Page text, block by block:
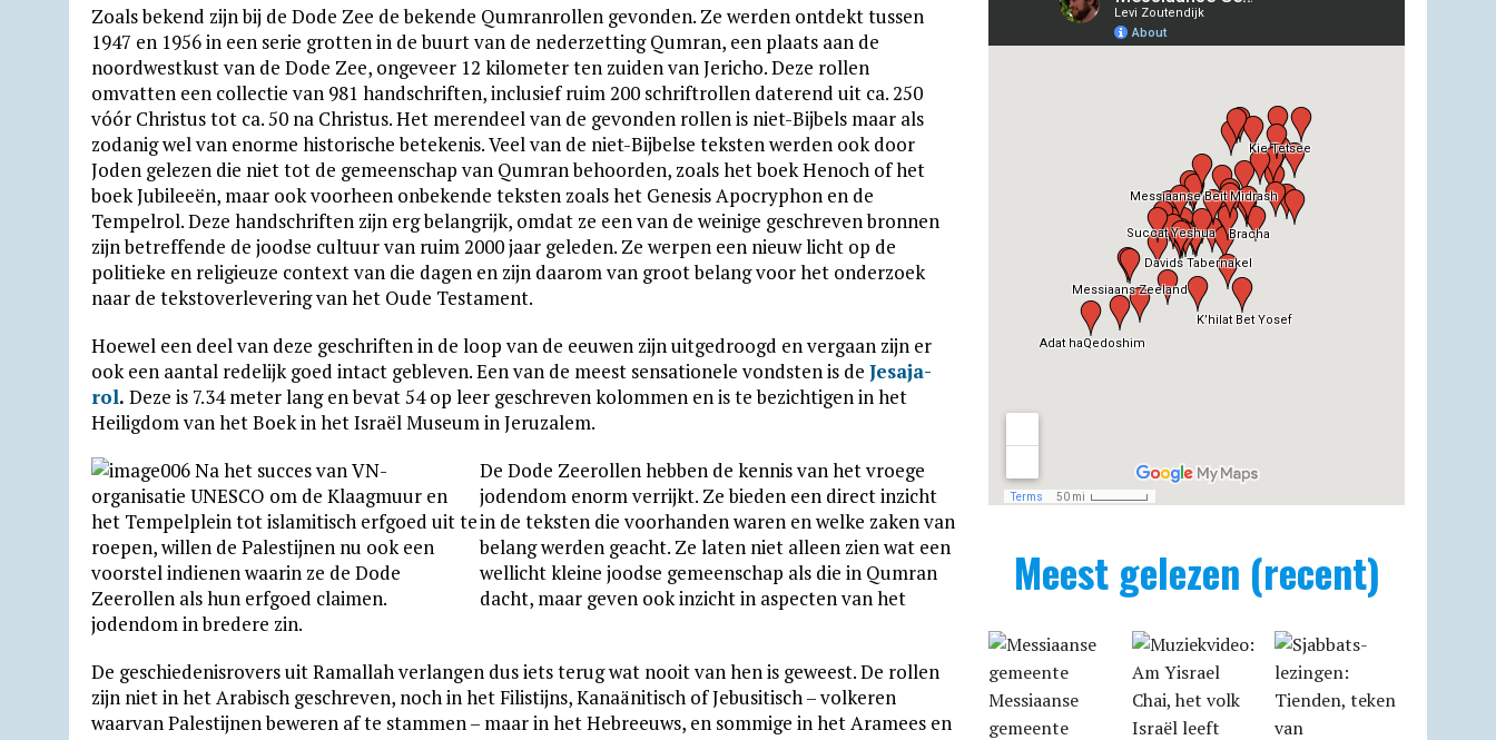
n
d
l
y
o
m
Zoals bekend zijn bij de Dode Zee de bekende Qumranrollen gevonden. Ze werden ontdekt tussen
1947 en 1956 in een serie grotten in de buurt van de nederzetting Qumran, een plaats aan de
noordwestkust van de Dode Zee, ongeveer 12 kilometer ten zuiden van Jericho. Deze rollen
omvatten een collectie van 981 handschriften, inclusief ruim 200 schriftrollen daterend uit ca. 250
vóór Christus tot ca. 50 na Christus. Het merendeel van de gevonden rollen is niet-Bijbels maar als
zodanig wel van enorme historische betekenis. Veel van de niet-Bijbelse teksten werden ook door
Joden gelezen die niet tot de gemeenschap van Qumran behoorden, zoals het boek Henoch of het
boek Jubileeën, maar ook voorheen onbekende teksten zoals het Genesis Apocryphon en de
Tempelrol. Deze handschriften zijn erg belangrijk, omdat ze een van de weinige geschreven bronnen
zijn betreffende de joodse cultuur van ruim 2000 jaar geleden. Ze werpen een nieuw licht op de
politieke en religieuze context van die dagen en zijn daarom van groot belang voor het onderzoek
naar de tekstoverlevering van het Oude Testament.
Hoewel een deel van deze geschriften in de loop van de eeuwen zijn uitgedroogd en vergaan zijn er
ook een aantal redelijk goed intact gebleven. Een van de meest sensationele vondsten is de Jesaja-
rol. Deze is 7.34 meter lang en bevat 54 op leer geschreven kolommen en is te bezichtigen in het
Heiligdom van het Boek in het Israël Museum in Jeruzalem.
De Dode Zeerollen hebben de kennis van het vroege
jodendom enorm verrijkt. Ze bieden een direct inzicht
in de teksten die voorhanden waren en welke zaken van
belang werden geacht. Ze laten niet alleen zien wat een
wellicht kleine joodse gemeenschap als die in Qumran
dacht, maar geven ook inzicht in aspecten van het
jodendom in bredere zin.
De geschiedenisrovers uit Ramallah verlangen dus iets terug wat nooit van hen is geweest. De rollen
zijn niet in het Arabisch geschreven, noch in het Filistijns, Kanaänitisch of Jebusitisch – volkeren
waarvan Palestijnen beweren af te stammen – maar in het Hebreeuws, en sommige in het Aramees en
Meest gelezen (recent)
Messiaanse
gemeente